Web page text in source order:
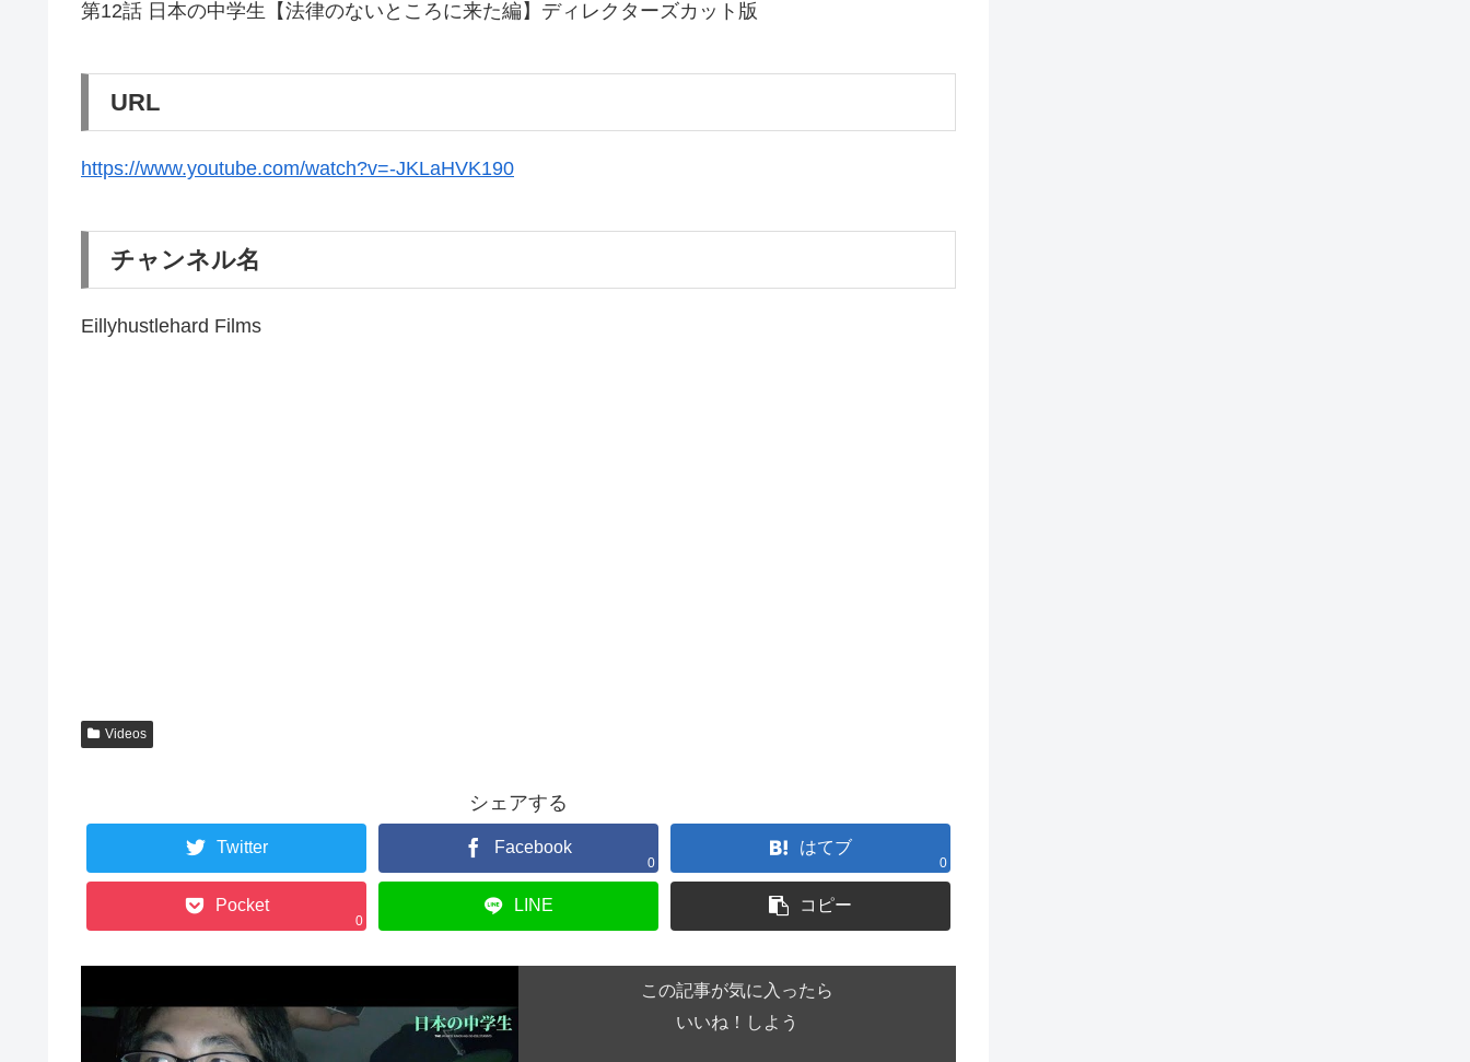
第12話 日本の中学生【法律のないところに来た編】ディレクターズカット版
URL
https://www.youtube.com/watch?v=-JKLaHVK190
チャンネル名
Eillyhustlehard Films
Videos
シェアする
Twitter Facebook
0
はてブ
0
Pocket
0
LINE コピー
この記事が気に入ったら
いいね！しよう